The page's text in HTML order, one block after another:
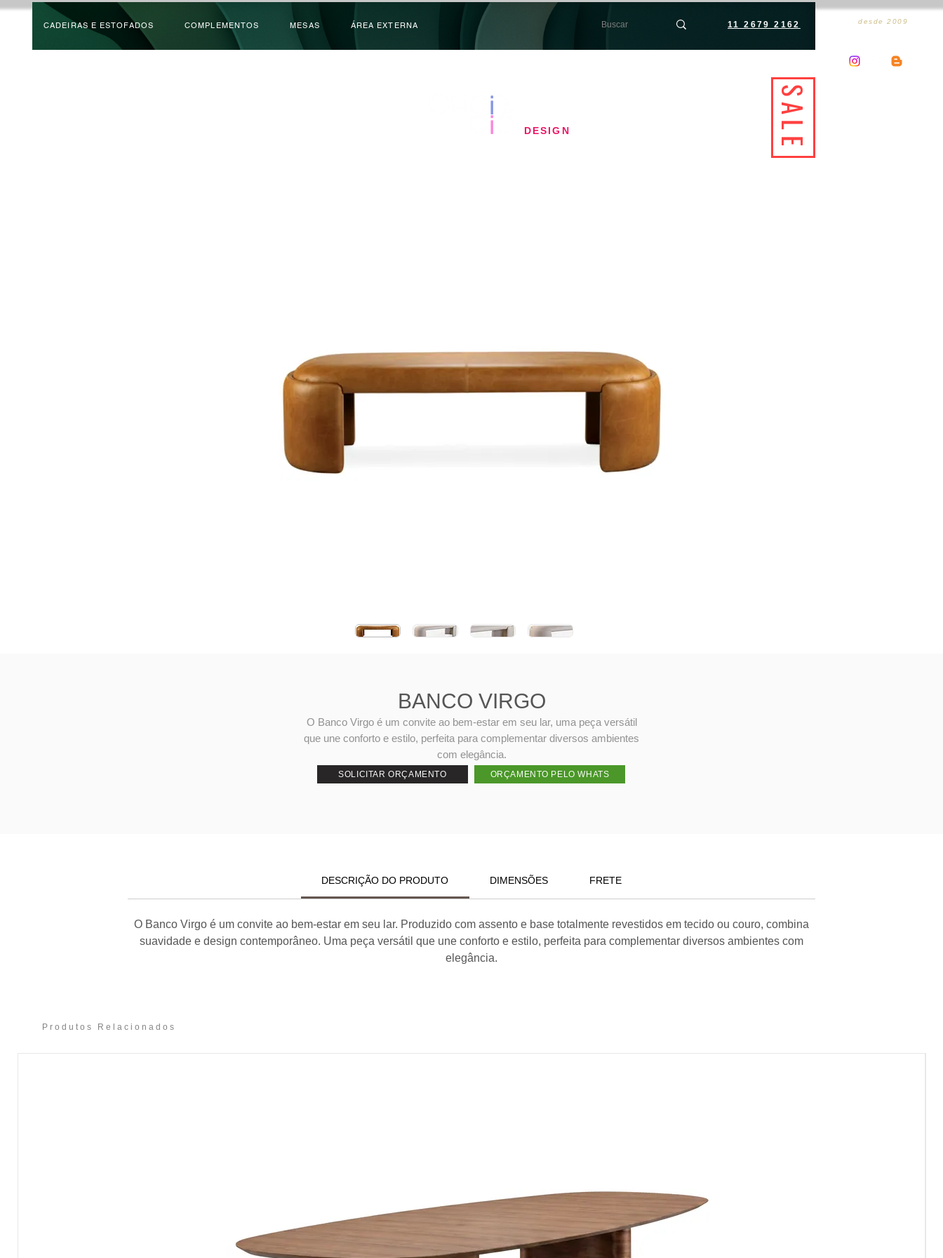
CADEIRAS E ESTOFADOS COMPLEMENTOS MESAS ÁREA EXTERNA 11 2679 2162 desde 2009
​DESIGN SALE
BANCO VIRGO
O Banco Virgo é um convite ao bem-estar em seu lar, uma peça versátil
que une conforto e estilo, perfeita para complementar diversos ambientes
com elegância.
DESCRIÇÃO DO PRODUTO DIMENSÕES FRETE
O Banco Virgo é um convite ao bem-estar em seu lar. Produzido com assento e base totalmente revestidos em tecido ou couro, combina
suavidade e design contemporâneo. Uma peça versátil que une conforto e estilo, perfeita para complementar diversos ambientes com
elegância.
SOLICITAR ORÇAMENTO ORÇAMENTO PELO WHATS
Produtos Relacionados